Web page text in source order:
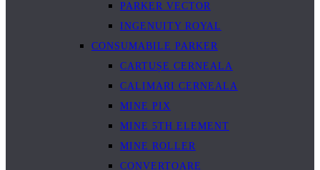
PARKER VECTOR
INGENUITY ROYAL
CONSUMABILE PARKER
CARTUȘE CERNEALA
CALIMARI CERNEALA
MINE PIX
MINE 5TH ELEMENT
MINE ROLLER
CONVERTOARE